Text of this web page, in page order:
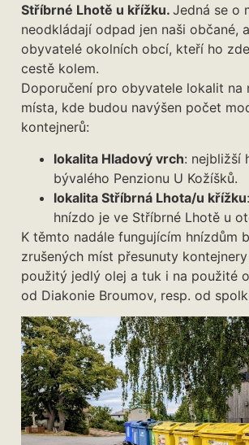
Stříbrné Lhotě u křížku. Jedná se o
neodkládají odpad jen naši občané,
obyvatelé okolních obcí, kteří ho
cestě kolem.
Doporučení pro obyvatele lokalit na
místa, kde budou navýšen počet
kontejnerů:
lokalita Hladový vrch: nejbližší
bývalého Penzionu U Kožíšků.
lokalita Stříbrná Lhota/u křížku
hnízdo je ve Stříbrné Lhotě u
K těmto nadále fungujícím hnízdům
zrušených míst přesunuty
použitý jedlý olej a tuk i na použité
od Diakonie Broumov, resp. od